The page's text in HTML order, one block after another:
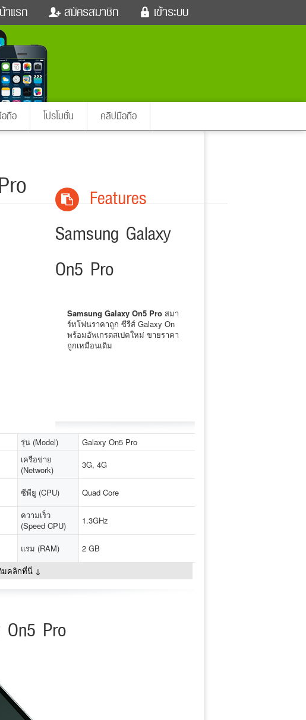
เข้าระบบ
สมัครสมาชิก
าแรก
ตรวจหวย
instagram ดารา อินสตาแกรม
Email
Password
เข้าระบบด้วย Facebook
ถือ โปรโมชั่น คลิปมือถือ
Features
Samsung Galaxy
On5 Pro
Samsung Galaxy On5 Pro สมา
ร์ทโฟนราคาถูก ซีรีส์ Galaxy On
พร้อมอัพเกรดสเปคใหม่ ขายราคา
ถูกเหมือนเดิม
รุ่น (Model)
Galaxy On5 Pro
เครือข่าย
(Network)
3G, 4G
ซีพียู (CPU) Quad Core
ความเร็ว
(Speed CPU)
1.3GHz
แรม (RAM)
2 GB
มคลิกที่นี่ ↓
On5 Pro